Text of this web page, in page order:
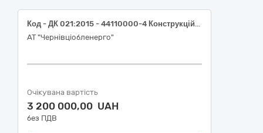
Код - ДК 021:2015 - 44110000-4 Конструкційні матеріали 44111511-6 Електроізолятори ((Електроізолятори полімерні))
АТ "Чернівціобленерго"
Очікувана вартість
3 200 000,00 UAH
без ПДВ